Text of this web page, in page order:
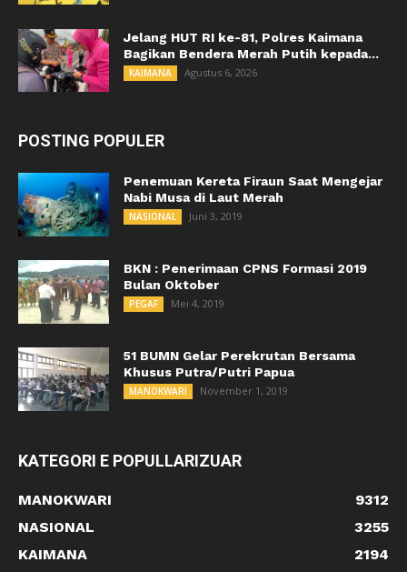
Jelang HUT RI ke-81, Polres Kaimana
Bagikan Bendera Merah Putih kepada...
KAIMANA Agustus 6, 2026
POSTING POPULER
Penemuan Kereta Firaun Saat Mengejar
Nabi Musa di Laut Merah
NASIONAL Juni 3, 2019
BKN : Penerimaan CPNS Formasi 2019
Bulan Oktober
PEGAF Mei 4, 2019
51 BUMN Gelar Perekrutan Bersama
Khusus Putra/Putri Papua
MANOKWARI November 1, 2019
KATEGORI E POPULLARIZUAR
MANOKWARI
9312
NASIONAL
3255
KAIMANA
2194